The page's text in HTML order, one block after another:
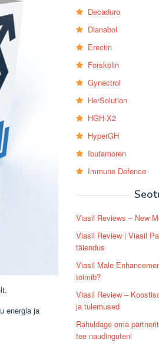
energia ja
Decaduro
Dianabol
Erectin
Forskolin
Gynectrol
HerSolution
HGH-X2
HyperGH
Ibutamoren
Immune Defence
Viasil Reviews – New
Viasil Review | Viasil
täiendus
Viasil Male
toimib?
Viasil Review –
ja tulemused
Rahuldage oma
tee naudinguteni